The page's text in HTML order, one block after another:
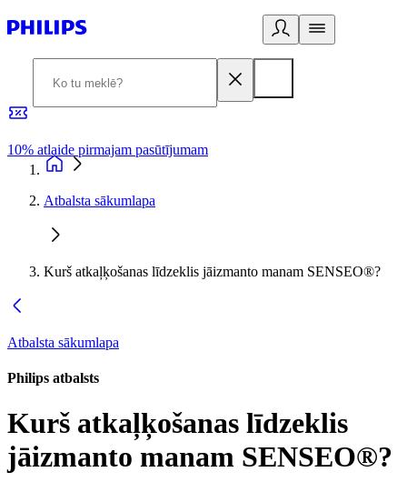
10% atlaide pirmajam pasūtījumam
Atbalsta sākumlapa
Kurš atkaļķošanas līdzeklis jāizmanto manam SENSEO®?
Atbalsta sākumlapa
Philips atbalsts
Kurš atkaļķošanas līdzeklis
jāizmanto manam SENSEO®?